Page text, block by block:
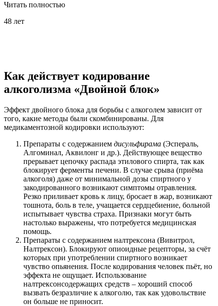
Читать полностью
48 лет
Как действует кодирование
алкоголизма «Двойной блок»
Эффект двойного блока для борьбы с алкоголем зависит от
того, какие методы были скомбинированы. Для
медикаментозной кодировки используют:
Препараты с содержанием дисульфирама (Эспераль,
Алгоминал, Аквилонг и др.). Действующее вещество
прерывает цепочку распада этилового спирта, так как
блокирует ферменты печени. В случае срыва (приёма
алкоголя) даже от минимальной дозы спиртного у
закодированного возникают симптомы отравления.
Резко приливает кровь к лицу, бросает в жар, возникают
тошнота, боль в теле, учащается сердцебиение, больной
испытывает чувства страха. Признаки могут быть
настолько выражены, что потребуется медицинская
помощь.
Препараты с содержанием налтрексона (Вивитрол,
Налтрексон). Блокируют опиоидные рецепторы, за счёт
которых при употреблении спиртного возникает
чувство опьянения. После кодирования человек пьёт, но
эффекта не ощущает. Использование
налтрексонсодержащих средств – хороший способ
вызвать безразличие к алкоголю, так как удовольствие
он больше не приносит.